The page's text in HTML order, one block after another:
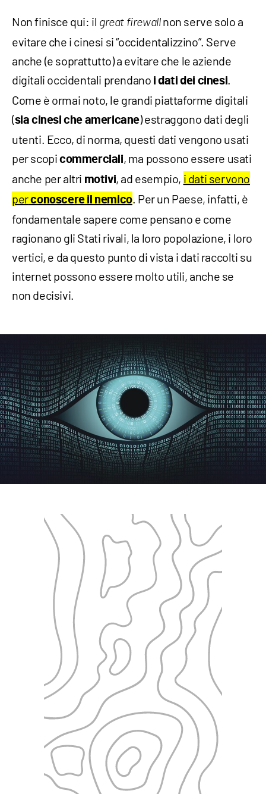
Non finisce qui: il great firewallnon serve solo a
evitare che i cinesi si “occidentalizzino”. Serve
anche (e soprattutto) a evitare che le aziende
digitali occidentali prendano i dati dei cinesi.
Come è ormai noto, le grandi piattaforme digitali
(sia cinesi che americane) estraggono dati degli
utenti. Ecco, di norma, questi dati vengono usati
per scopi commerciali, ma possono essere usati
anche per altri motivi, ad esempio, i dati servono
perconoscere il nemico. Per un Paese, infatti, è
fondamentale sapere come pensano e come
ragionano gli Stati rivali, la loro popolazione, i loro
vertici, e da questo punto di vista i dati raccolti su
internet possono essere molto utili, anche se
non decisivi.